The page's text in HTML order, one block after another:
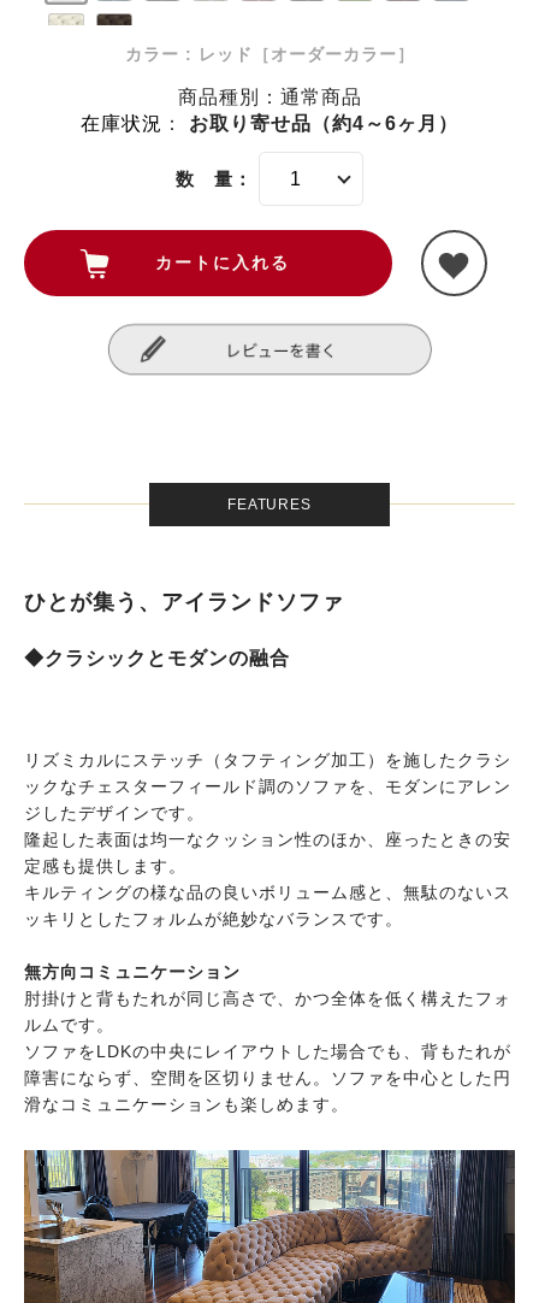
カラー : レッド［オーダーカラー］
商品種別：通常商品
在庫状況 ： お取り寄せ品（約4～6ヶ月）
数 量：
FEATURES
ひとが集う、アイランドソファ
◆クラシックとモダンの融合
リズミカルにステッチ（タフティング加工）を施したクラシ
ックなチェスターフィールド調のソファを、モダンにアレン
ジしたデザインです。
隆起した表面は均一なクッション性のほか、座ったときの安
定感も提供します。
キルティングの様な品の良いボリューム感と、無駄のないス
ッキリとしたフォルムが絶妙なバランスです。
無方向コミュニケーション
肘掛けと背もたれが同じ高さで、かつ全体を低く構えたフォ
ルムです。
ソファをLDKの中央にレイアウトした場合でも、背もたれが
障害にならず、空間を区切りません。ソファを中心とした円
滑なコミュニケーションも楽しめます。